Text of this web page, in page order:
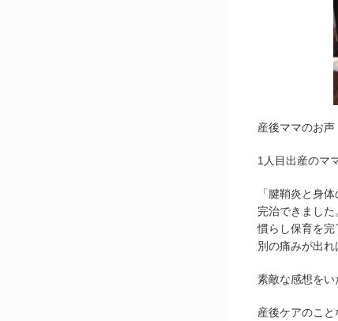
産後ママのお声
1人目出産のマ
「腱鞘炎と身
完治できまし
慣らし保育を
別の痛みが出れ
素敵な感想を
産後ケアのこと